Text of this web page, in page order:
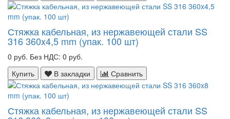
Стяжка кабельная, из нержавеющей стали SS
316 360x4,5 mm (упак. 100 шт)
0 руб. Без НДС: 0 руб.
Купить
В закладки Сравнить
Стяжка кабельная, из нержавеющей стали SS